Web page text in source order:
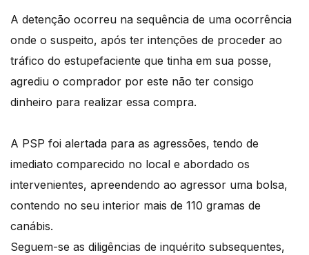
A detenção ocorreu na sequência de uma ocorrência
onde o suspeito, após ter intenções de proceder ao
tráfico do estupefaciente que tinha em sua posse,
agrediu o comprador por este não ter consigo
dinheiro para realizar essa compra.
A PSP foi alertada para as agressões, tendo de
imediato comparecido no local e abordado os
intervenientes, apreendendo ao agressor uma bolsa,
contendo no seu interior mais de 110 gramas de
canábis.
Seguem-se as diligências de inquérito subsequentes,